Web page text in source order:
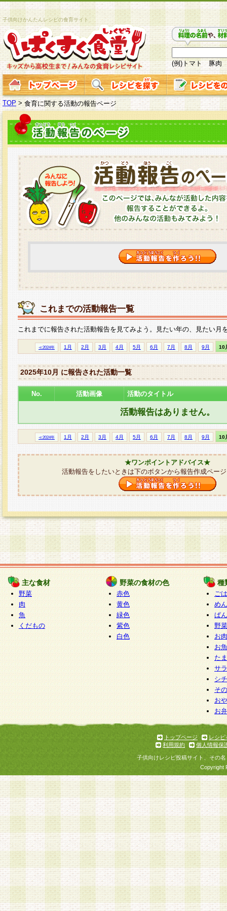
子供向けかんたんレシピの食育サイト
(例)トマト 豚肉
TOP >食育に関する活動の報告ページ
これまでの活動報告一覧
これまでに報告された活動報告を見てみよう。見たい年の、見たい月
≪2024年 1月 2月 3月 4月 5月 6月 7月 8月 9月 10
2025年10月 に報告された活動一覧
No. 活動画像 活動のタイトル
活動報告はありません。
≪2024年 1月 2月 3月 4月 5月 6月 7月 8月 9月 10
★ワンポイントアドバイス★
活動報告をしたいときは下のボタンから報告作成ペー
主な食材
野菜
肉
魚
くだもの
野菜の食材の色
赤色
黄色
緑色
紫色
白色
種
ご
めん
ぱん
野
お
お
た
サ
シ
そ
お
お
トップページ
レシピ
利用規約
個人情報保
子供向けレシピ投稿サイト、その
Copyright